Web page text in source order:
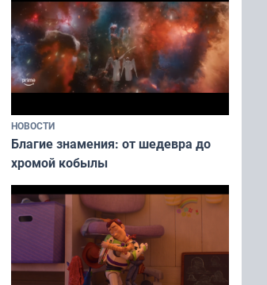
НОВОСТИ
Благие знамения: от шедевра до
хромой кобылы